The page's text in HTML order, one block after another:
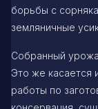
борьбы с
земляничные
Собранный
Это же касается
работы по